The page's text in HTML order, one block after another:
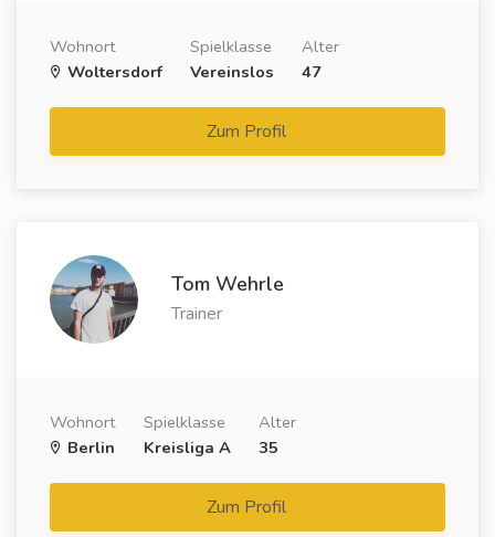
Wohnort
Woltersdorf
Spielklasse
Vereinslos
Alter
47
Zum Profil
Tom Wehrle
Trainer
Wohnort
Berlin
Spielklasse
Kreisliga A
Alter
35
Zum Profil